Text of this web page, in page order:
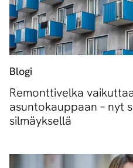
Blogi
Remonttivelka
asuntokauppaan – nyt
silmäyksellä